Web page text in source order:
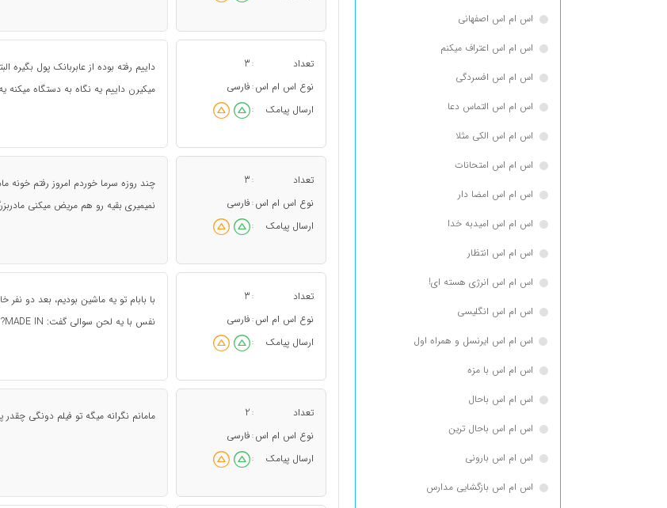
اس ام اس اصفهانی
اس ام اس اعتراف میکنم
اس ام اس افسردگی
اس ام اس التماس دعا
اس ام اس الکی مثلا
اس ام اس امتحانات
اس ام اس امضا دار
اس ام اس امیدبه خدا
اس ام اس انتظار
اس ام اس انرژی هسته ای!
اس ام اس انگلیسی
اس ام اس ایرنسل و همراه اول
اس ام اس با مزه
اس ام اس باحال
اس ام اس باحال ترین
اس ام اس بارونی
اس ام اس بازگشایی مدارس
تعداد :
3
نوع اس ام اس : فارسی
ارسال پیامک
:
داییم رفته بوده از عابربانک پول بگیره
میکیرن داییم یه نگاه به دستگاه میکنه
تعداد :
3
نوع اس ام اس : فارسی
ارسال پیامک
:
چند روزه سرما خوردم امروز رفتم خونه
نمیمیری بقیه رو هم مریض میکنی
تعداد :
3
نوع اس ام اس : فارسی
ارسال پیامک
:
با بابام تو یه ماشین بودیم، بعد دو
نفس با یه لحن سوالی گفت: MADE IN?
تعداد :
2
نوع اس ام اس : فارسی
ارسال پیامک
:
مامانم نگرانه میگه تو فیلم دونگی